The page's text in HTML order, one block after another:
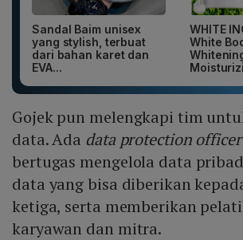
Sandal Baim unisex
yang stylish, terbuat
dari bahan karet dan
EVA...
WHITE
White
Gojek pun melengkapi tim
data. Ada data protection officer
bertugas mengelola data
data yang bisa diberikan
ketiga, serta memberikan
karyawan dan mitra.